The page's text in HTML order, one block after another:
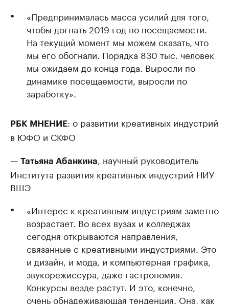
«Предпринималась масса усилий для того,
чтобы догнать 2019 год по посещаемости.
На текущий момент мы можем сказать, что
мы его обогнали. Порядка 830 тыс. человек
мы ожидаем до конца года. Выросли по
динамике посещаемости, выросли по
заработку».
РБК МНЕНИЕ: о развитии креативных индустрий
в ЮФО и СКФО
— Татьяна Абанкина
, научный руководитель
Института развития креативных индустрий НИУ
ВШЭ
«Интерес к креативным индустриям заметно
возрастает. Во всех вузах и колледжах
сегодня открываются направления,
связанные с креативными индустриями. Это
и дизайн, и мода, и компьютерная графика,
звукорежиссура, даже гастрономия.
Конкурсы везде растут. И это, конечно,
очень обнадеживающая тенденция. Она, как